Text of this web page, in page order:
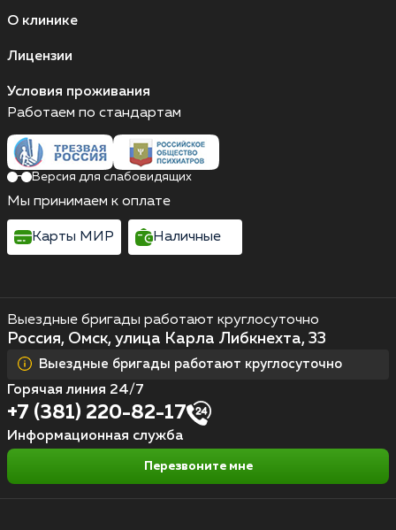
О клинике
Лицензии
Условия проживания
Выездные бригады работают круглосуточно
Россия, Омск, улица Карла Либкнехта, 33
Выездные бригады работают круглосуточно
Горячая линия 24/7
+7 (381) 220-82-17
Информационная служба
Перезвоните мне
Работаем по стандартам
Версия для слабовидящих
Мы принимаем к оплате
Карты МИР Наличные